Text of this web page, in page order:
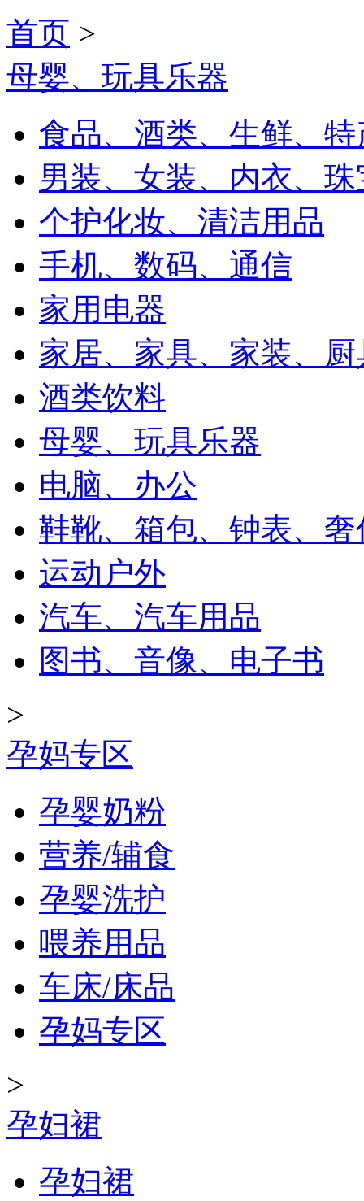
首页 >
母婴、玩具乐器
食品、酒类、生鲜、特
男装、女装、内衣、珠
个护化妆、清洁用品
手机、数码、通信
家用电器
家居、家具、家装、厨
酒类饮料
母婴、玩具乐器
电脑、办公
鞋靴、箱包、钟表、奢
运动户外
汽车、汽车用品
图书、音像、电子书
>
孕妈专区
孕婴奶粉
营养/辅食
孕婴洗护
喂养用品
车床/床品
孕妈专区
>
孕妇裙
孕妇裙